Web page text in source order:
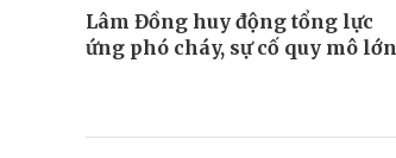
Lâm Đồng huy động tổng lực
ứng phó cháy, sự cố quy mô lớn